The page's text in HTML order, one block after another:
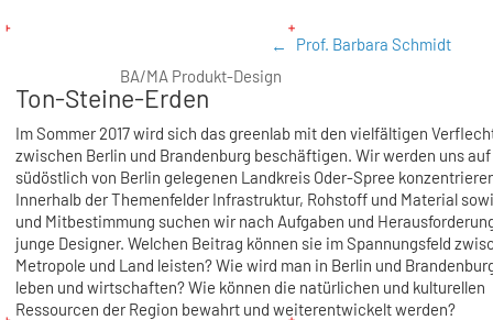
Prof. Barbara Schmidt
BA/MA Produkt-Design
Ton-Steine-Erden
Im Sommer 2017 wird sich das greenlab mit den vielfältigen
zwischen Berlin und Brandenburg beschäftigen. Wir werden uns
südöstlich von Berlin gelegenen Landkreis Oder-Spree
Innerhalb der Themenfelder Infrastruktur, Rohstoff und Material
und Mitbestimmung suchen wir nach Aufgaben und
junge Designer. Welchen Beitrag können sie im Spannungsfeld
Metropole und Land leisten? Wie wird man in Berlin und
leben und wirtschaften? Wie können die natürlichen und kulturellen
Ressourcen der Region bewahrt und weiterentwickelt werden?